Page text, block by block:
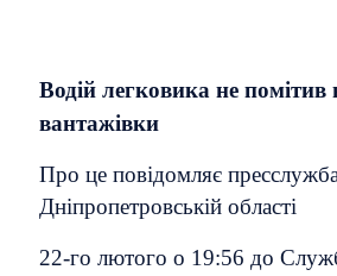
Водій легковика не помітив
вантажівки
Про це повідомляє
Дніпропетровській області
22-го лютого о 19:56 до